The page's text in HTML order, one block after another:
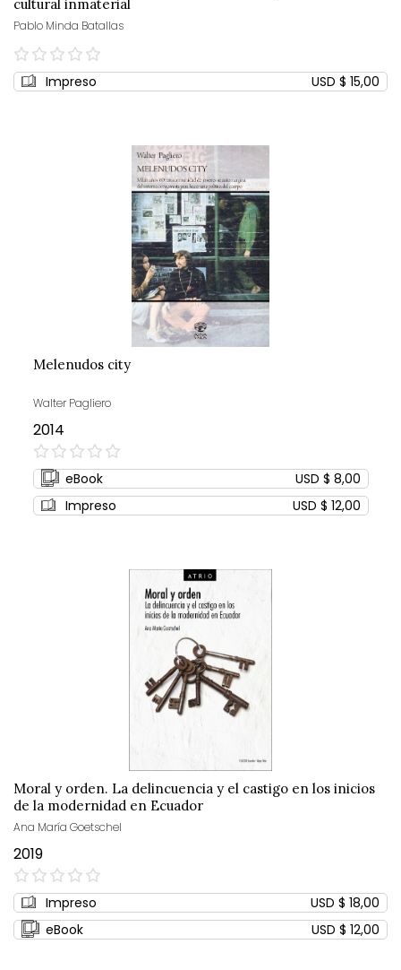
cultural inmaterial
Pablo Minda Batallas
0%
Impreso USD $ 15,00
Melenudos city
Walter Pagliero
2014
0%
eBook
USD $ 8,00
Impreso
USD $ 12,00
Moral y orden. La delincuencia y el castigo en los inicios
de la modernidad en Ecuador
Ana María Goetschel
2019
0%
Impreso
USD $ 18,00
eBook
USD $ 12,00